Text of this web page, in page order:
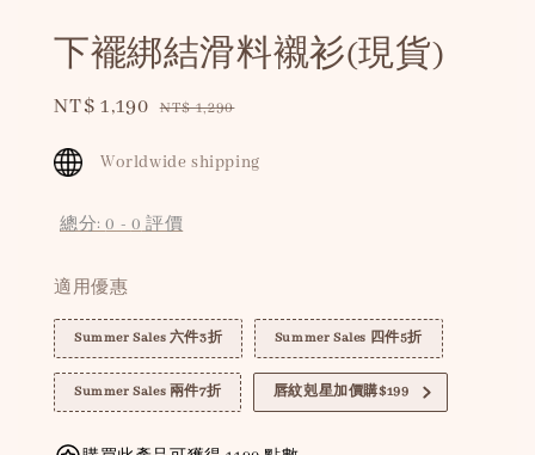
下襬綁結滑料襯衫(現貨)
Sale
NT$ 1,190 Regular
NT$ 1,290
Worldwide shipping
總分:0 - 0 評價
適用優惠
Summer Sales 六件3折 Summer Sales 四件5折
Summer Sales 兩件7折 唇紋剋星加價購$199